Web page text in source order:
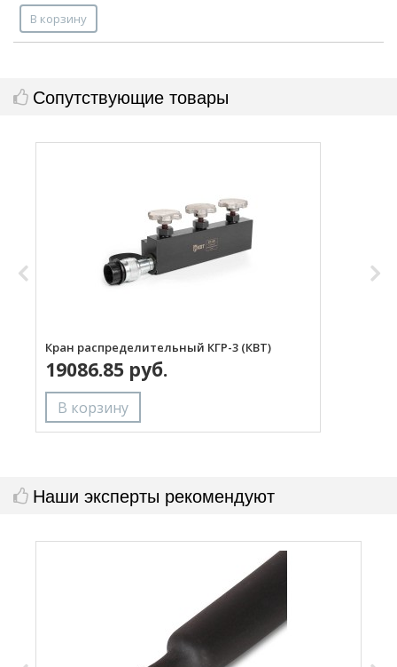
В корзину
Сопутствующие товары
Кран распределительный КГР-3 (КВТ)
19086.85 руб.
Наши эксперты рекомендуют